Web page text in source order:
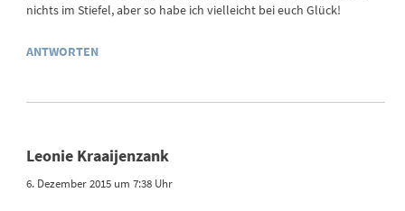
nichts im Stiefel, aber so habe ich vielleicht bei euch Glück!
ANTWORTEN
Leonie Kraaijenzank
6. Dezember 2015 um 7:38 Uhr